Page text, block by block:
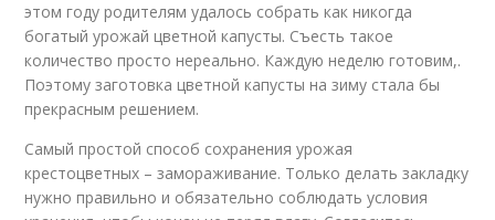
этом году родителям удалось собрать как никогда
богатый урожай цветной капусты. Съесть такое
количество просто нереально. Каждую неделю готовим,.
Поэтому заготовка цветной капусты на зиму стала бы
прекрасным решением.
Самый простой способ сохранения урожая
крестоцветных – замораживание. Только делать закладку
нужно правильно и обязательно соблюдать условия